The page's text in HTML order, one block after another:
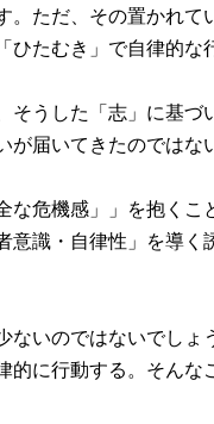
。ただ、その置かれ
たむき」で自律的な
うした「志」に基
届いてきたのではな
危機感」」を抱く
識・自律性」を導
ないのではないでし
的に行動する。そん